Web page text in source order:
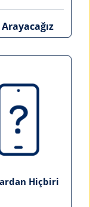
Hiçbiri